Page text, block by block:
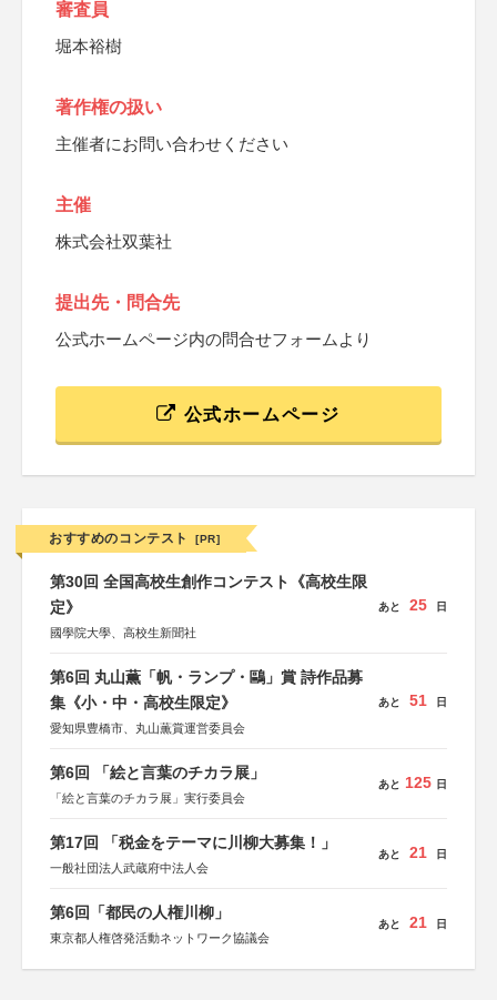
審査員
堀本裕樹
著作権の扱い
主催者にお問い合わせください
主催
株式会社双葉社
提出先・問合先
公式ホームページ内の問合せフォームより
公式ホームページ
おすすめのコンテスト [PR]
第30回 全国高校生創作コンテスト《高校生限
定》
國學院大學、高校生新聞社
あと 25 日
第6回 丸山薫「帆・ランプ・鷗」賞 詩作品募
集《小・中・高校生限定》
愛知県豊橋市、丸山薫賞運営委員会
あと 51 日
第6回 「絵と言葉のチカラ展」
「絵と言葉のチカラ展」実行委員会
あと 125 日
第17回 「税金をテーマに川柳大募集！」
一般社団法人武蔵府中法人会
あと 21 日
第6回「都民の人権川柳」
東京都人権啓発活動ネットワーク協議会
あと 21 日